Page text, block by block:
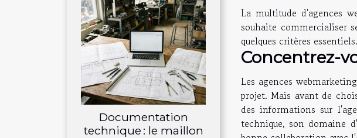
Documentation
technique : le maillon
La multitude d'agences
souhaite commercialiser
quelques critères essentiels.
Concentrez-
Les agences
projet. Mais avant de
des informations sur
technique, son domaine